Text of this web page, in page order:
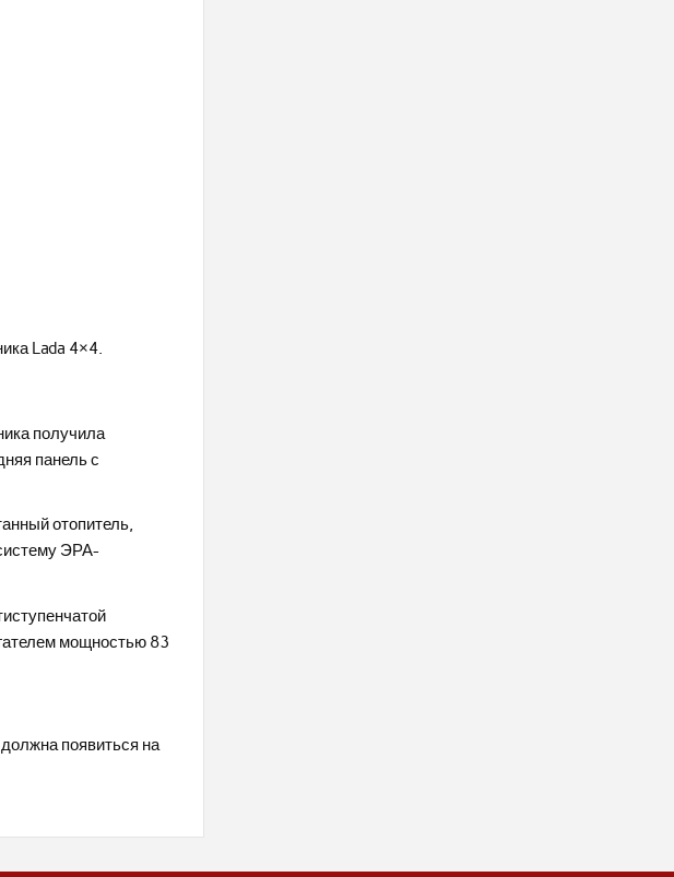
Lada 4×4.
получила
панель с
отопитель,
ЭРА-
мощностью 83
появиться на